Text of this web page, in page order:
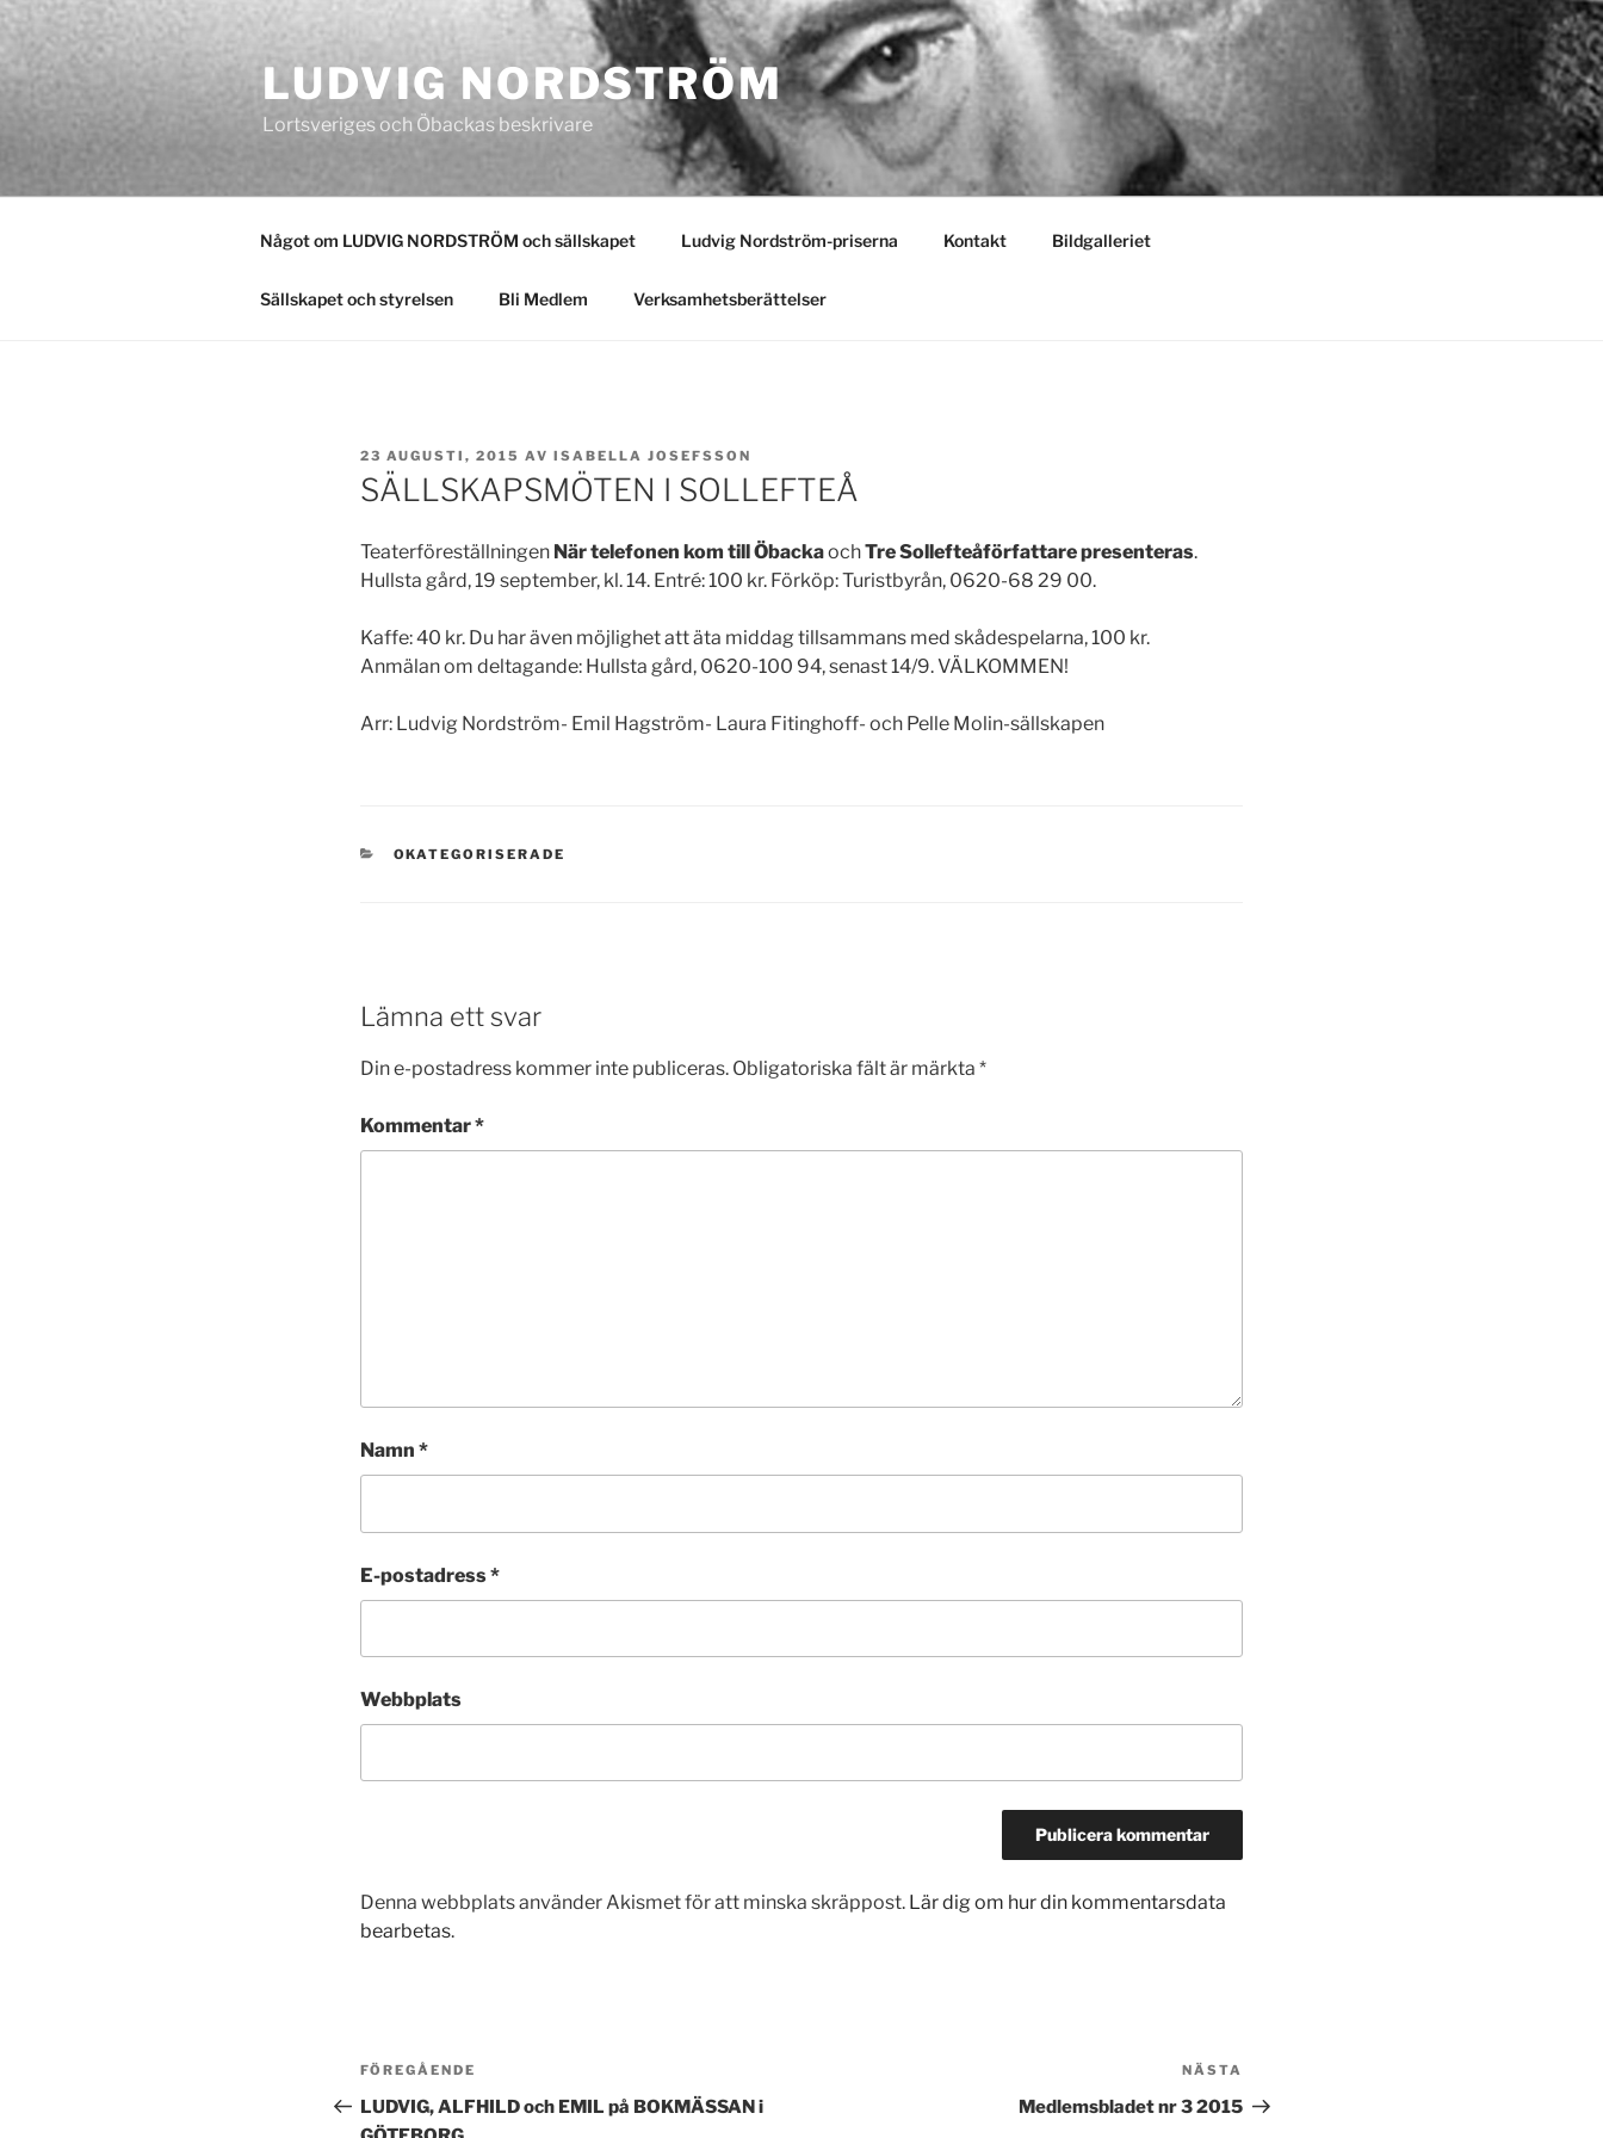
Hoppa
innehåll
LUDVIG NORDSTRÖM
Lortsveriges och Öbackas beskrivare
Något om LUDVIG NORDSTRÖM och sällskapet Ludvig Nordström-priserna Kontakt Bildgalleriet
Sällskapet och styrelsen Bli Medlem Verksamhetsberättelser
PUBLICERAT
23 AUGUSTI, 2015 AV ISABELLA JOSEFSSON
SÄLLSKAPSMÖTEN I SOLLEFTEÅ
Teaterföreställningen När telefonen kom till ÖbackaochTre Sollefteåförfattare presenteras.
Hullsta gård, 19 september, kl. 14. Entré: 100 kr. Förköp: Turistbyrån, 0620-68 29 00.
Kaffe: 40 kr. Du har även möjlighet att äta middag tillsammans med skådespelarna, 100 kr.
Anmälan om deltagande: Hullsta gård, 0620-100 94, senast 14/9. VÄLKOMMEN!
Arr: Ludvig Nordström- Emil Hagström- Laura Fitinghoff- och Pelle Molin-sällskapen
KATEGORIER
OKATEGORISERADE
Lämna ett svar
Din e-postadress kommer inte publiceras. Obligatoriska fält är märkta *
Kommentar*
Namn *
E-postadress*
Webbplats
Denna webbplats använder Akismet för att minska skräppost. Lär dig om hur din kommentarsdata
bearbetas.
Inläggsnavigering
Föregående
inlägg
FÖREGÅENDE
LUDVIG, ALFHILD och EMIL på BOKMÄSSAN i
inlägg
NÄSTA
Medlemsbladet nr 3 2015